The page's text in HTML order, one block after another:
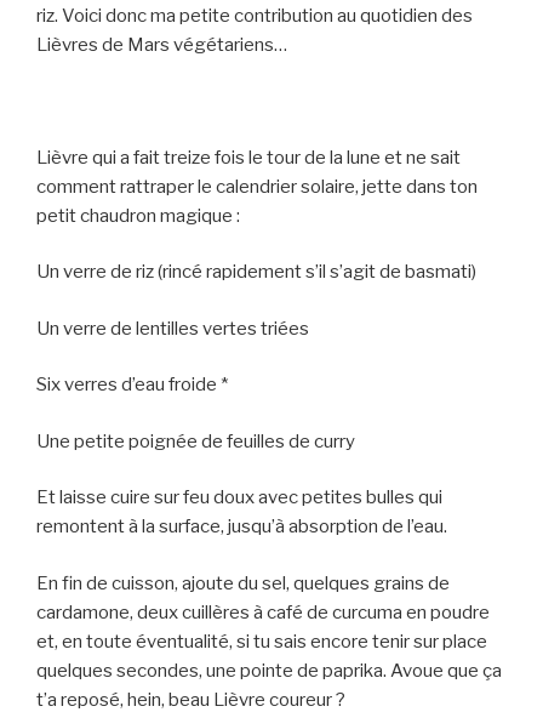
riz. Voici donc ma petite contribution au quotidien des
Lièvres de Mars végétariens…
Lièvre qui a fait treize fois le tour de la lune et ne sait
comment rattraper le calendrier solaire, jette dans ton
petit chaudron magique :
Un verre de riz (rincé rapidement s’il s’agit de basmati)
Un verre de lentilles vertes triées
Six verres d’eau froide *
Une petite poignée de feuilles de curry
Et laisse cuire sur feu doux avec petites bulles qui
remontent à la surface, jusqu’à absorption de l’eau.
En fin de cuisson, ajoute du sel, quelques grains de
cardamone, deux cuillères à café de curcuma en poudre
et, en toute éventualité, si tu sais encore tenir sur place
quelques secondes, une pointe de paprika. Avoue que ça
t’a reposé, hein, beau Lièvre coureur ?